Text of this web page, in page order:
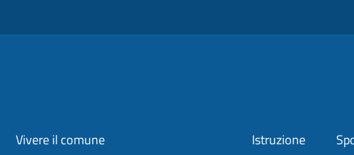
Vivere il comune Istruzione